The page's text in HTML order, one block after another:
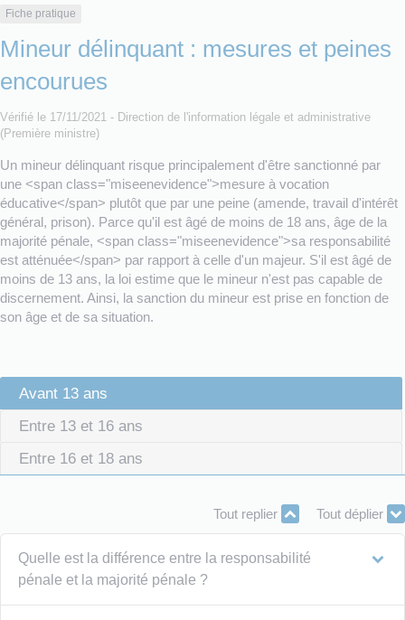
Fiche pratique
Mineur délinquant : mesures et peines
encourues
Vérifié le 17/11/2021 - Direction de l'information légale et administrative
(Première ministre)
Un mineur délinquant risque principalement d'être sanctionné par
une <span class="miseenevidence">mesure à vocation
éducative</span> plutôt que par une peine (amende, travail d'intérêt
général, prison). Parce qu'il est âgé de moins de 18 ans, âge de la
majorité pénale, <span class="miseenevidence">sa responsabilité
est atténuée</span> par rapport à celle d'un majeur. S'il est âgé de
moins de 13 ans, la loi estime que le mineur n'est pas capable de
discernement. Ainsi, la sanction du mineur est prise en fonction de
son âge et de sa situation.
Avant 13 ans
Entre 13 et 16 ans
Entre 16 et 18 ans
Tout replier Tout déplier
Quelle est la différence entre la responsabilité
pénale et la majorité pénale ?